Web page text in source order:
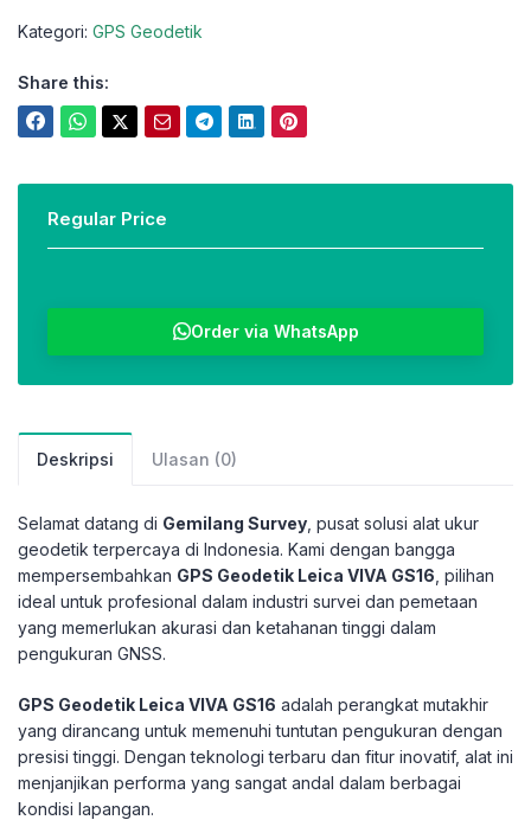
Kategori: GPS Geodetik
Share this:
Regular Price
Order via WhatsApp
Deskripsi Ulasan (0)
Selamat datang di Gemilang Survey , pusat solusi alat ukur
geodetik terpercaya di Indonesia. Kami dengan bangga
mempersembahkan GPS Geodetik Leica VIVA GS16 , pilihan
ideal untuk profesional dalam industri survei dan pemetaan
yang memerlukan akurasi dan ketahanan tinggi dalam
pengukuran GNSS.
GPS Geodetik Leica VIVA GS16 adalah perangkat mutakhir
yang dirancang untuk memenuhi tuntutan pengukuran dengan
presisi tinggi. Dengan teknologi terbaru dan fitur inovatif, alat ini
menjanjikan performa yang sangat andal dalam berbagai
kondisi lapangan.